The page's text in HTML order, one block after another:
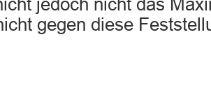
jedoch nicht das
gegen diese